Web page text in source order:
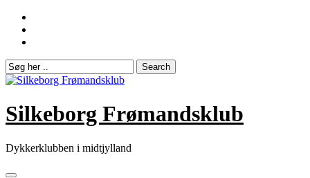
Skip
content
Silkeborg Frømandsklub
Dykkerklubben i midtjylland